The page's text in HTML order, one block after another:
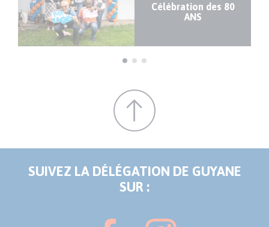
Célébration des 80
ANS
SUIVEZ LA DÉLÉGATION DE GUYANE
SUR :